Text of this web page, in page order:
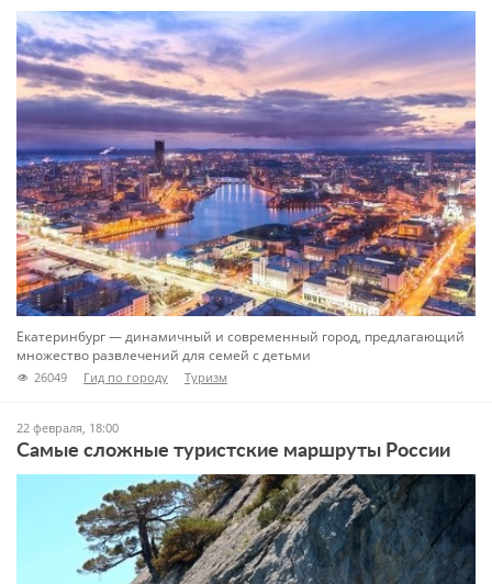
Екатеринбург — динамичный и современный город, предлагающий
множество развлечений для семей с детьми
26049 Гид по городу Туризм
22 февраля, 18:00
Самые сложные туристские маршруты России